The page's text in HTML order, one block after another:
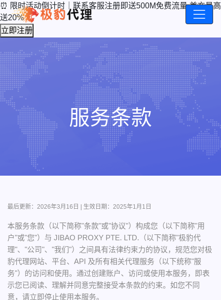
⏰ 限时活动倒计时｜联系客服注册即送500M免费流量 首充最高
送20%
立即注册
服务条款
最后更新：2026年3月16日 | 生效日期：2025年1月1日
本服务条款（以下简称"条款"或"协议"）构成您（以下简称"用
户"或"您"）与 JIBAO PROXY PTE. LTD.（以下简称"极豹代
理"、"公司"、"我们"）之间具有法律约束力的协议，规范您对极
豹代理网站、平台、API 及所有相关代理服务（以下统称"服
务"）的访问和使用。通过创建账户、访问或使用本服务，即表
示您已阅读、理解并同意完整接受本条款的约束。如您不同
意，请立即停止使用本服务。